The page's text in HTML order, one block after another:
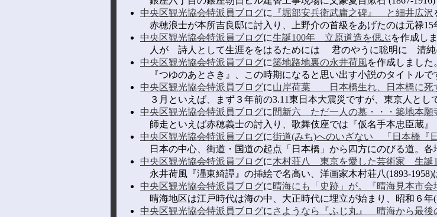
中央区観光協会特派員ブログに 『堀部安兵衛武庸之碑』 と細井広沢
赤穂浪士が本所吉良邸に討入り、上野介の首級をあげたのは元禄15
中央区観光協会特派員ブログに生誕100年 立原道造を偲ぶを作成し
人が 詩人として生涯ををはるためには 君のやうに聡明に 清
中央区観光協会特派員ブログに築地路地裏の永井荷風を作成しました
『つゆのあとさき』、この時期になると思い出す小説のタイトルで
中央区観光協会特派員ブログに山岸荷葉 日本橋生れ、日本橋に死す
３月といえば、まず３年前の3.11東日本大震災ですが、東京人とし
中央区観光協会特派員ブログに 間新六 ただ一人の墓・・・築地本願
師走といえば赤穂義士の討入り、歌舞伎座では『仮名手本忠臣蔵』
中央区観光協会特派員ブログに街道(みち)へのいざない 「日本橋『
日本の中心、街道・国道の起点「日本橋」から四方にのびる道。各
中央区観光協会特派員ブログに木村荘八 東京を愛した芸術家 生誕
永井荷風『濹東綺譚』の挿絵で名高い、洋画家木村荘八(1893-1958)
中央区観光協会特派員ブログに晴海にも「史跡」が。『晴海見本市会
晴海地区は江戸時代は海の中、大正時代に埋立が始まり、昭和６年
中央区観光協会特派員ブログに さようなら『ふじ丸』 晴海から最後